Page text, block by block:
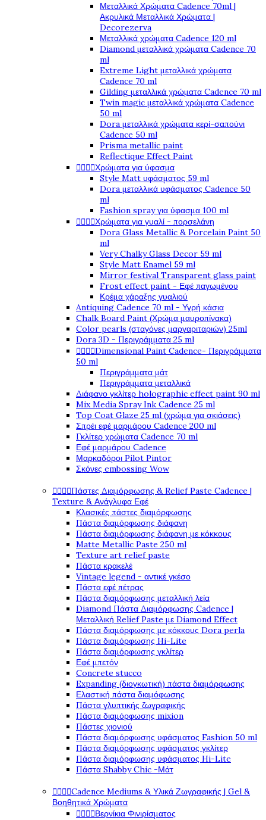
Μεταλλικά Χρώματα Cadence 70ml |
Ακρυλικά Μεταλλικά Χρώματα |
Decorezerva
Μεταλλικά χρώματα Cadence 120 ml
Diamond μεταλλικά χρώματα Cadence 70
ml
Extreme Light μεταλλικά χρώματα
Cadence 70 ml
Gilding μεταλλικά χρώματα Cadence 70 ml
Twin magic μεταλλικά χρώματα Cadence
50 ml
Dora μεταλλικά χρώματα κερί-σαπούνι
Cadence 50 ml
Prisma metallic paint
Reflectique Effect Paint
Χρώματα για ύφασμα
Style Matt υφάσματος 59 ml
Dora μεταλλικά υφάσματος Cadence 50
ml
Fashion spray για ύφασμα 100 ml
Χρώματα για γυαλί - πορσελάνη
Dora Glass Metallic & Porcelain Paint 50
ml
Very Chalky Glass Decor 59 ml
Style Matt Enamel 59 ml
Mirror festival Transparent glass paint
Frost effect paint - Εφέ παγωμένου
Κρέμα χάραξης γυαλιού
Antiquing Cadence 70 ml - Υγρή κάσια
Chalk Board Paint (Χρώμα μαυροπίνακα)
Color pearls (σταγόνες μαργαριταριών) 25ml
Dora 3D - Περιγράμματα 25 ml
Dimensional Paint Cadence- Περιγράμματα
50 ml
Περιγράμματα μάτ
Περιγράμματα μεταλλικά
Διάφανο γκλίτερ holographic effect paint 90 ml
Mix Media Spray Ink Cadence 25 ml
Top Coat Glaze 25 ml (χρώμα για σκιάσεις)
Σπρέι εφέ μαρμάρου Cadence 200 ml
Γκλίτερ χρώματα Cadence 70 ml
Εφέ μαρμάρου Cadence
Μαρκαδόροι Pilot Pintor
Σκόνες embossing Wow
Πάστες Διαμόρφωσης & Relief Paste Cadence |
Texture & Ανάγλυφα Εφέ
Κλασικές πάστες διαμόρφωσης
Πάστα διαμόρφωσης διάφανη
Πάστα διαμόρφωσης διάφανη με κόκκους
Matte Metallic Paste 250 ml
Texture art relief paste
Πάστα κρακελέ
Vintage legend - αντικέ γκέσο
Πάστα εφέ πέτρας
Πάστα διαμόρφωσης μεταλλική λεία
Diamond Πάστα Διαμόρφωσης Cadence |
Μεταλλική Relief Paste με Diamond Effect
Πάστα διαμόρφωσης με κόκκους Dora perla
Πάστα διαμόρφωσης Hi-Lite
Πάστα διαμόρφωσης γκλίτερ
Εφέ μπετόν
Concrete stucco
Expanding (διογκωτική) πάστα διαμόρφωσης
Ελαστική πάστα διαμόφωσης
Πάστα γλυπτικής ζωγραφικής
Πάστα διαμόρφωσης mixion
Πάστες χιονιού
Πάστα διαμόρφωσης υφάσματος Fashion 50 ml
Πάστα διαμόρφωσης υφάσματος γκλίτερ
Πάστα διαμόρφωσης υφάσματος Hi-Lite
Πάστα Shabby Chic -Μάτ
Cadence Mediums & Υλικά Ζωγραφικής | Gel &
Βοηθητικά Χρώματα
Βερνίκια Φινιρίσματος